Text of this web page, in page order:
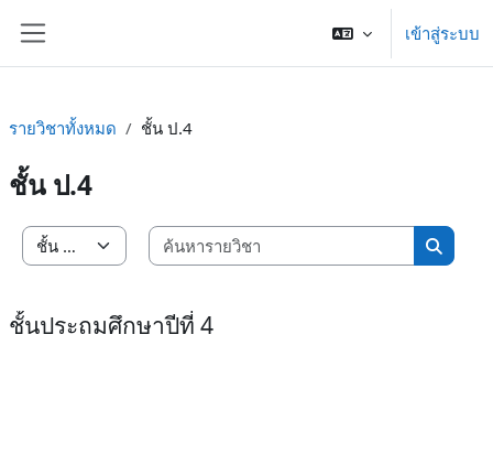
เข้าสู่ระบบ
รายวิชาทั้งหมด ชั้น ป.4
ชั้น ป.4
ประเภทของรายวิชา
ค้นหาราย
ค้นหาร
ชั้นประถมศึกษาปีที่ 4